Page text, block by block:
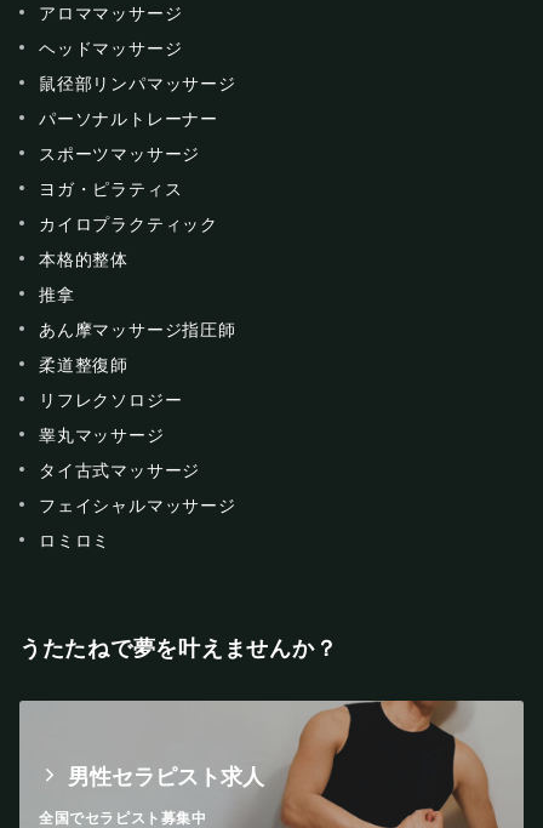
アロママッサージ
ヘッドマッサージ
鼠径部リンパマッサージ
パーソナルトレーナー
スポーツマッサージ
ヨガ・ピラティス
カイロプラクティック
本格的整体
推拿
あん摩マッサージ指圧師
柔道整復師
リフレクソロジー
睾丸マッサージ
タイ古式マッサージ
フェイシャルマッサージ
ロミロミ
うたたねで夢を叶えませんか？
男性セラピスト求人
全国でセラピスト募集中